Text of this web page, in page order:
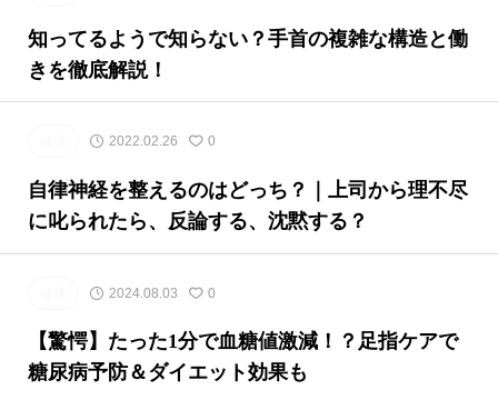
知ってるようで知らない？手首の複雑な構造と働
きを徹底解説！
2022.02.26 0
自律神経を整えるのはどっち？｜上司から理不尽
に叱られたら、反論する、沈黙する？
2024.08.03 0
【驚愕】たった1分で血糖値激減！？足指ケアで
糖尿病予防＆ダイエット効果も